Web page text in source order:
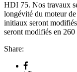
HDI 75. Nos travaux
longévité du moteur
initiaux seront
seront modifiés en
Share: